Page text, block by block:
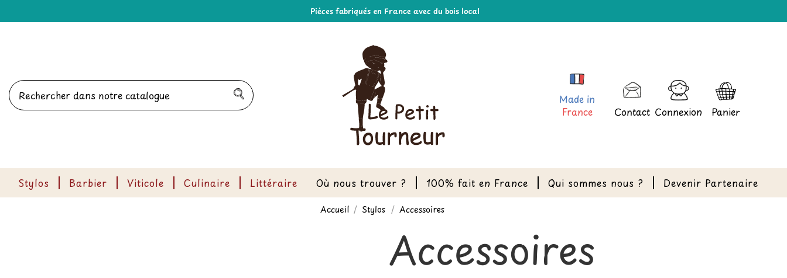
Pièces fabriqués en France avec du bois local
Panier
Connexion
Contact
Made in
France
Stylos Barbier Viticole Culinaire Littéraire Où nous trouver ? 100% fait en France Qui sommes nous ? Devenir Partenaire
Accueil Stylos Accessoires
Accessoires